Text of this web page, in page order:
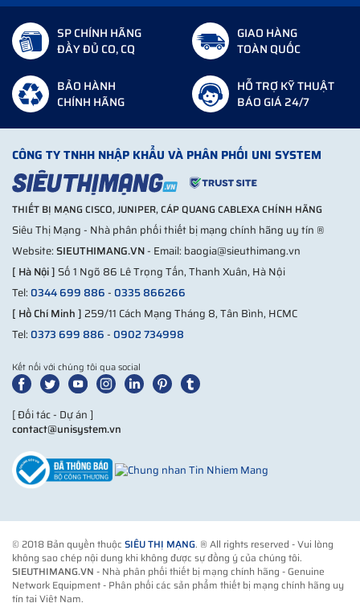
SP CHÍNH HÃNG
ĐẦY ĐỦ CO, CQ
GIAO HÀNG
TOÀN QUỐC
BẢO HÀNH
CHÍNH HÃNG
HỖ TRỢ KỸ THUẬT
BÁO GIÁ 24/7
CÔNG TY TNHH NHẬP KHẨU VÀ PHÂN PHỐI UNI SYSTEM
THIẾT BỊ MẠNG CISCO, JUNIPER, CÁP QUANG CABLEXA CHÍNH HÃNG
Siêu Thị Mạng - Nhà phân phối thiết bị mạng chính hãng uy tín ®
Website:SIEUTHIMANG.VN- Email: baogia@sieuthimang.vn
[ Hà Nội ] Số 1 Ngõ 86 Lê Trọng Tấn, Thanh Xuân, Hà Nội
Tel:0344 699 886-0335 866266
[ Hồ Chí Minh ] 259/11 Cách Mạng Tháng 8, Tân Bình, HCMC
Tel:0373 699 886-0902 734998
Kết nối với chúng tôi qua social
[ Đối tác - Dự án ]
contact@unisystem.vn
© 2018 Bản quyền thuộc SIÊU THỊ MẠNG. ® All rights reserved - Vui lòng
không sao chép nội dung khi không được sự đồng ý của chúng tôi.
SIEUTHIMANG.VN - Nhà phân phối thiết bị mạng chính hãng - Genuine
Network Equipment - Phân phối các sản phẩm thiết bị mạng chính hãng uy
tín tại Việt Nam.